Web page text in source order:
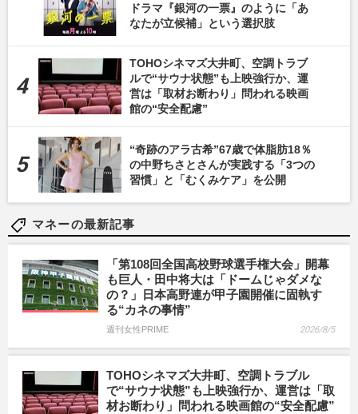
ドラマ『銀河の一票』のように「あ
なたが立候補」という選択肢
TOHOシネマズ大井町、空調トラブ
ルで“サウナ状態”も上映強行か、運
営は「取材お断わり」問われる映画
館の“安全配慮”
“奇跡のアラ古希”67歳で体脂肪18％
の中野ちさとさんが実践する「3つの
習慣」と「むくみケア」を公開
マネーの最新記事
「第108回全国高校野球選手権大会」開幕
も巨人・田中将大は「ドームじゃダメな
の？」日本高野連が甲子園開催に固執す
る“カネの事情”
週刊女性PRIME 2026/8/5
TOHOシネマズ大井町、空調トラブル
で“サウナ状態”も上映強行か、運営は「取
材お断わり」問われる映画館の“安全配慮”